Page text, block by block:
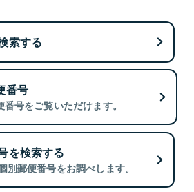
索する
番号
号をご覧いただけます。
を検索する
別郵便番号をお調べします。